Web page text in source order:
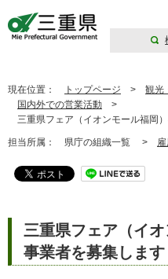
現在位置： トップページ > 観光
国内外での営業活動 >
三重県フェア（イオンモール福岡
担当所属： 県庁の組織一覧 >
三重県フェア（イ
事業者を募集します